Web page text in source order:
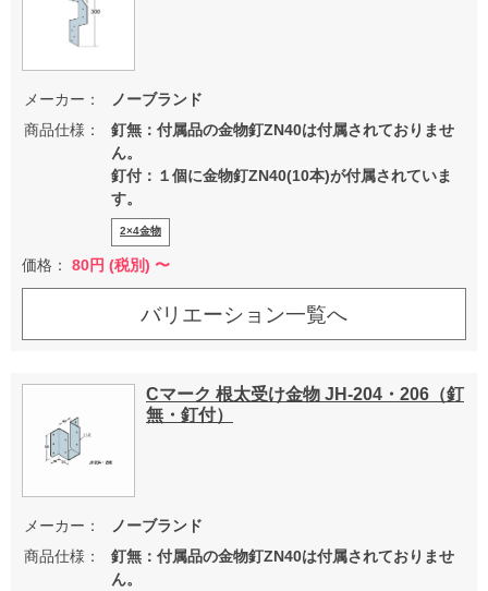
メーカー：
ノーブランド
商品仕様：
釘無：付属品の金物釘ZN40は付属されておりませ
ん。
釘付：１個に金物釘ZN40(10本)が付属されていま
す。
2×4金物
価格： 80円 (税別) 〜
バリエーション一覧へ
Cマーク 根太受け金物 JH-204・206（釘
無・釘付）
メーカー：
ノーブランド
商品仕様：
釘無：付属品の金物釘ZN40は付属されておりませ
ん。